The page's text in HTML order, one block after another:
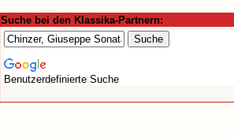
Suche bei den Klassika-Partnern:
Benutzerdefinierte Suche